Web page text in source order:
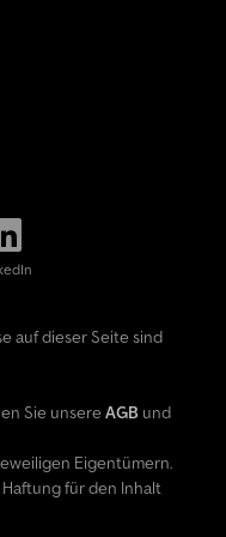
auf dieser Seite sind
Sie unsere AGB und
Eigentümern.
für den Inhalt